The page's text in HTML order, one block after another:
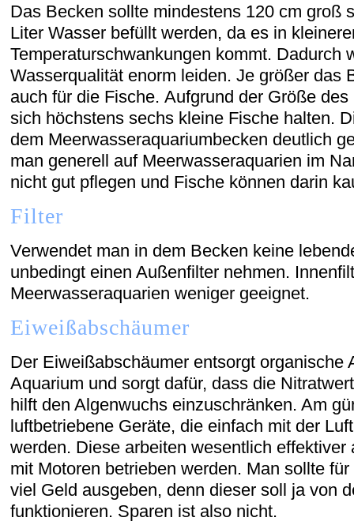
Das Becken sollte mindestens 120 cm groß
Liter Wasser befüllt werden, da es in
Temperaturschwankungen kommt. Dadurch
Wasserqualität enorm leiden. Je größer das
auch für die Fische. Aufgrund der Größe
sich höchstens sechs kleine Fische halten.
dem Meerwasseraquariumbecken deutlich
man generell auf Meerwasseraquarien im
nicht gut pflegen und Fische können darin
Filter
Verwendet man in dem Becken keine
unbedingt einen Außenfilter nehmen.
Meerwasseraquarien weniger geeignet.
Eiweißabschäumer
Der Eiweißabschäumer entsorgt organische
Aquarium und sorgt dafür, dass die
hilft den Algenwuchs einzuschränken. Am
luftbetriebene Geräte, die einfach mit der
werden. Diese arbeiten wesentlich effektiver
mit Motoren betrieben werden. Man sollte
viel Geld ausgeben, denn dieser soll ja von
funktionieren. Sparen ist also nicht.